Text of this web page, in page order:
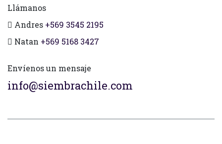
Llámanos
Andres +569 3545 2195
Natan +569 5168 3427
Envíenos un mensaje
info@siembrachile.com